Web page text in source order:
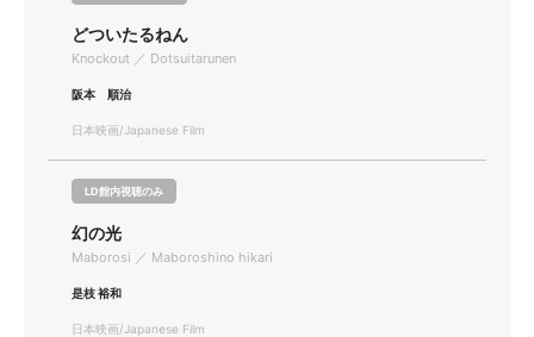
どついたるねん
Knockout ／ Dotsuitarunen
阪本 順治
日本映画/Japanese Film
LD館内視聴のみ
幻の光
Maborosi ／ Maboroshino hikari
是枝 裕和
日本映画/Japanese Film